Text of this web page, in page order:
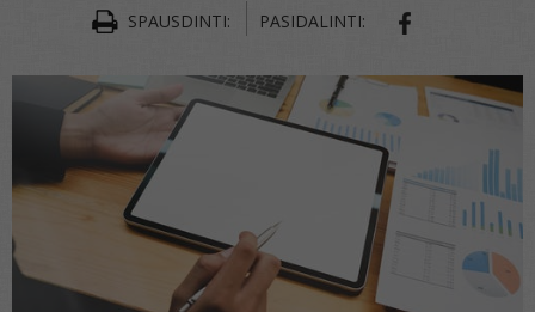
SPAUSDINTI: PASIDALINTI: